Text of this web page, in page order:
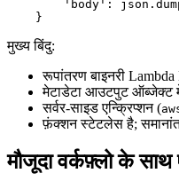
'body':
मुख्य बिंदु:
रूपांतरण बाइनरी Lambda
मेटाडेटा आउटपुट ऑब्जेक्ट
सर्वर‑साइड एन्क्रिप्शन (
फ़ंक्शन स्टेटलेस है;
मौजूदा वर्कफ़्लो के